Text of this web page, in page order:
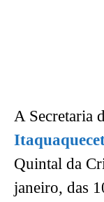
A Secretaria
Quintal da
janeiro, das